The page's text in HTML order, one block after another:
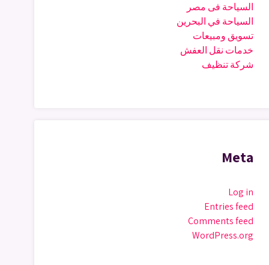
السياحة فى مصر
السياحة في البحرين
تسويق ومبيعات
خدمات نقل العفش
شركة تنظيف
Meta
Log in
Entries feed
Comments feed
WordPress.org